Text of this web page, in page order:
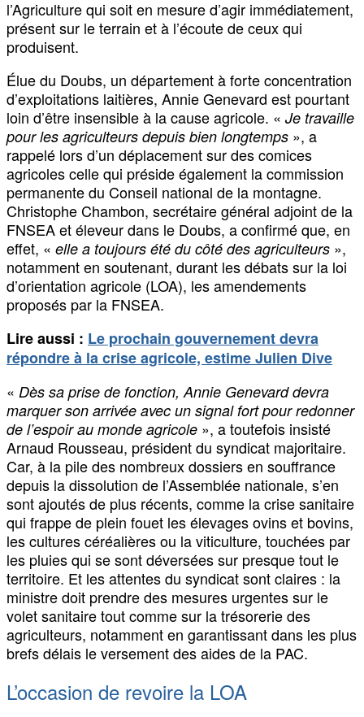
l’Agriculture qui soit en mesure d’agir immédiatement,
présent sur le terrain et à l’écoute de ceux qui
produisent.
Élue du Doubs, un département à forte concentration
d’exploitations laitières, Annie Genevard est pourtant
loin d’être insensible à la cause agricole. « Je travaille
pour les agriculteurs depuis bien longtemps », a
rappelé lors d’un déplacement sur des comices
agricoles celle qui préside également la commission
permanente du Conseil national de la montagne.
Christophe Chambon, secrétaire général adjoint de la
FNSEA et éleveur dans le Doubs, a confirmé que, en
effet, « elle a toujours été du côté des agriculteurs »,
notamment en soutenant, durant les débats sur la loi
d’orientation agricole (LOA), les amendements
proposés par la FNSEA.
Lire aussi : Le prochain gouvernement devra
répondre à la crise agricole, estime Julien Dive
« Dès sa prise de fonction, Annie Genevard devra
marquer son arrivée avec un signal fort pour redonner
de l’espoir au monde agricole », a toutefois insisté
Arnaud Rousseau, président du syndicat majoritaire.
Car, à la pile des nombreux dossiers en souffrance
depuis la dissolution de l’Assemblée nationale, s’en
sont ajoutés de plus récents, comme la crise sanitaire
qui frappe de plein fouet les élevages ovins et bovins,
les cultures céréalières ou la viticulture, touchées par
les pluies qui se sont déversées sur presque tout le
territoire. Et les attentes du syndicat sont claires : la
ministre doit prendre des mesures urgentes sur le
volet sanitaire tout comme sur la trésorerie des
agriculteurs, notamment en garantissant dans les plus
brefs délais le versement des aides de la PAC.
L’occasion de revoire la LOA